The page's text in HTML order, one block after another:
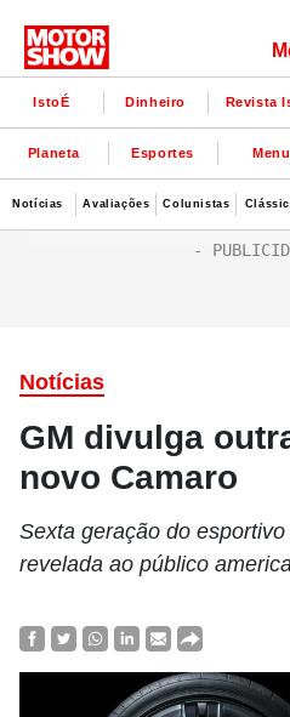
IstoÉ Dinheiro Revista
Planeta Esportes Menu
Notícias Avaliações Colunistas
Notícias
GM divulga
novo Camaro
Sexta geração do
revelada ao público